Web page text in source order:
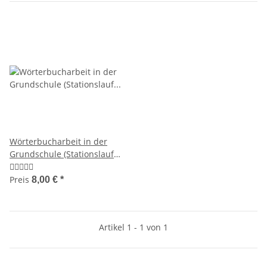
Wörterbucharbeit in der
Grundschule (Stationslauf
zum ABC)
Preis 8,00 € *
Artikel 1 - 1 von 1